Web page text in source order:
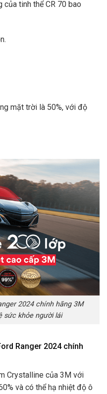
của tinh thể CR 70 bao
mặt trời là 50%, với độ
2024 chính hãng 3M
sức khỏe người lái
Ranger 2024 chính
Crystalline của 3M với
và có thể hạ nhiệt độ ô